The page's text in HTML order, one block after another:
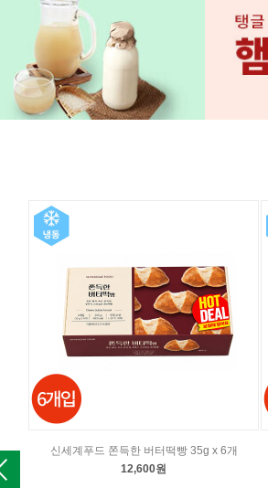
신세계푸드 쫀득한 버터떡빵 35g x 6개
12,600원